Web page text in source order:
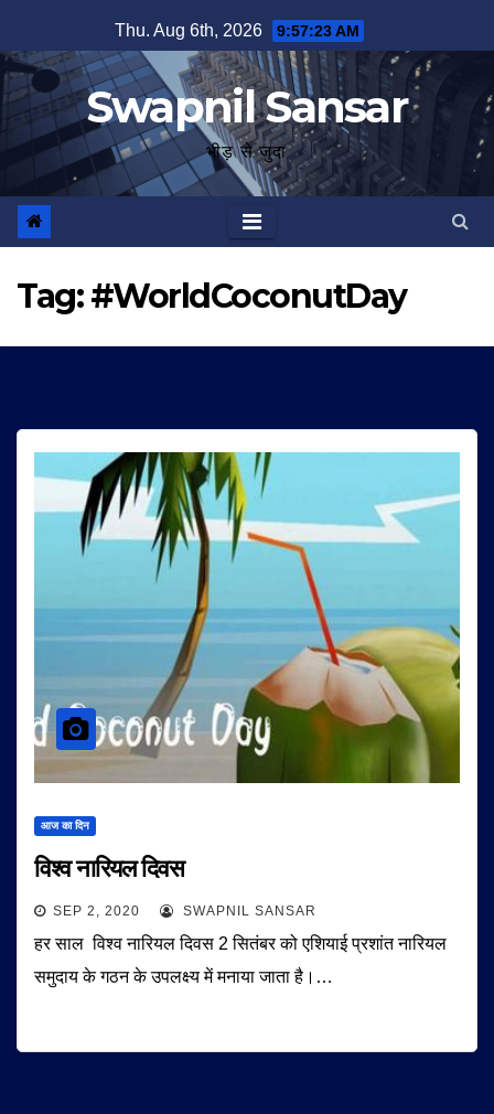
to
content
Thu. Aug 6th, 2026 9:57:23 AM
Swapnil Sansar
भीड़ से जुदा
Tag:#WorldCoconutDay
आज का दिन
विश्व नारियल दिवस
SEP 2, 2020 SWAPNIL SANSAR
हर साल विश्व नारियल दिवस 2 सितंबर को एशियाई प्रशांत नारियल
समुदाय के गठन के उपलक्ष्य में मनाया जाता है।…